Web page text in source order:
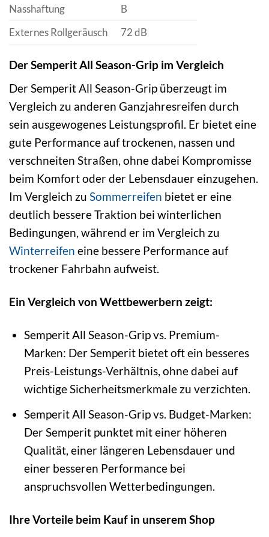
Nasshaftung
B
Externes Rollgeräusch
72 dB
Der Semperit All Season-Grip im Vergleich
Der Semperit All Season-Grip überzeugt im
Vergleich zu anderen Ganzjahresreifen durch
sein ausgewogenes Leistungsprofil. Er bietet eine
gute Performance auf trockenen, nassen und
verschneiten Straßen, ohne dabei Kompromisse
beim Komfort oder der Lebensdauer einzugehen.
Im Vergleich zu Sommerreifen bietet er eine
deutlich bessere Traktion bei winterlichen
Bedingungen, während er im Vergleich zu
Winterreifen eine bessere Performance auf
trockener Fahrbahn aufweist.
Ein Vergleich von Wettbewerbern zeigt:
Semperit All Season-Grip vs. Premium-
Marken: Der Semperit bietet oft ein besseres
Preis-Leistungs-Verhältnis, ohne dabei auf
wichtige Sicherheitsmerkmale zu verzichten.
Semperit All Season-Grip vs. Budget-Marken:
Der Semperit punktet mit einer höheren
Qualität, einer längeren Lebensdauer und
einer besseren Performance bei
anspruchsvollen Wetterbedingungen.
Ihre Vorteile beim Kauf in unserem Shop